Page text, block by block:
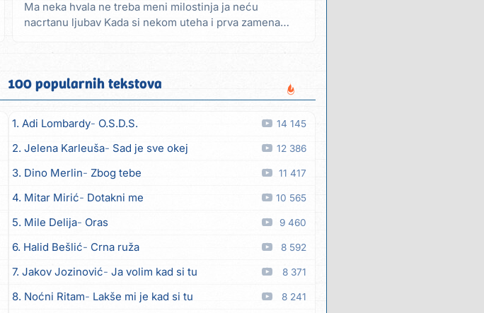
Ma neka hvala ne treba meni milostinja ja neću
nacrtanu ljubav Kada si nekom uteha i prva zamena
100 popularnih tekstova
1. Adi Lombardy O.S.D.S. 14 145
2. Jelena Karleuša Sad je sve okej 12 386
3. Dino Merlin Zbog tebe 11 417
4. Mitar Mirić Dotakni me 10 565
5. Mile Delija Oras 9 460
6. Halid Bešlić Crna ruža 8 592
7. Jakov Jozinović Ja volim kad si tu 8 371
8. Noćni Ritam Lakše mi je kad si tu 8 241